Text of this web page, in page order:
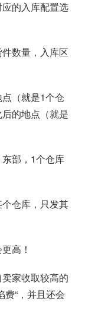
的入库配置选
数量，入库区
（就是1个仓
的地点（就是
部，1个仓库
仓库，只发其
高！
家收取较高的
费“，并且还会